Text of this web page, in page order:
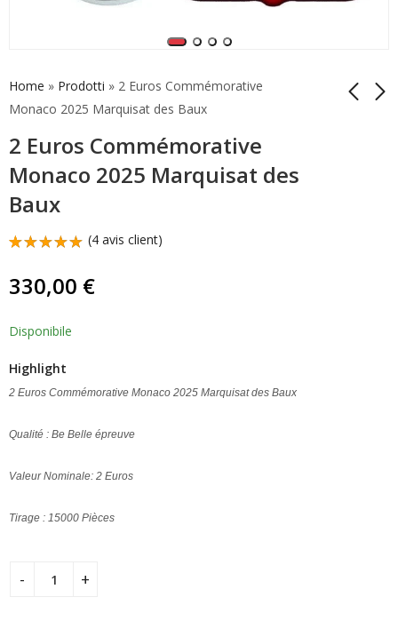
Home » Prodotti » 2 Euros Commémorative
Monaco 2025 Marquisat des Baux
2 Euros Commémorative
Monaco 2025 Marquisat des
Baux
5 Euros Services
Secrets 2025 Italie
Argent Belle Épreuve
Coffret Série Pièce 5
Euros Bimétallique
5.00 sur
5 basé
client
(4 avis client)
330,00 €
Disponibile
Highlight
2 Euros Commémorative Monaco 2025 Marquisat des Baux
Qualité : Be Belle épreuve
Valeur Nominale: 2 Euros
Tirage : 15000 Pièces